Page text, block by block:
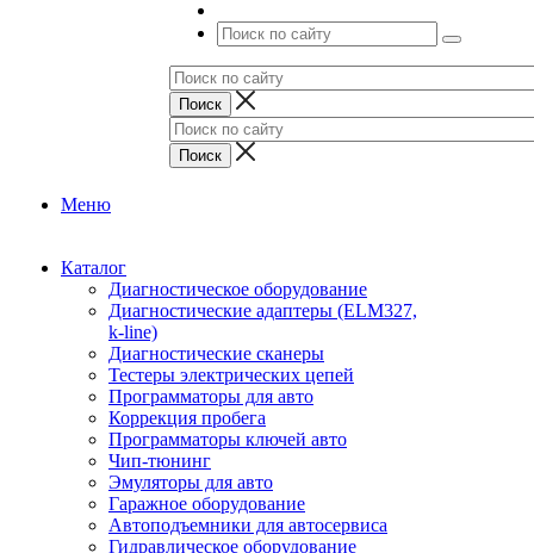
Меню
Каталог
Диагностическое оборудование
Диагностические адаптеры (ELM327,
k-line)
Диагностические сканеры
Тестеры электрических цепей
Программаторы для авто
Коррекция пробега
Программаторы ключей авто
Чип-тюнинг
Эмуляторы для авто
Гаражное оборудование
Автоподъемники для автосервиса
Гидравлическое оборудование